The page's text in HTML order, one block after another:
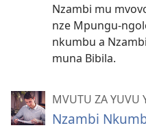
Nzambi mu
nze Mpungu-
nkumbu a
muna Bibila.
MVUTU ZA YUVU
Nzambi